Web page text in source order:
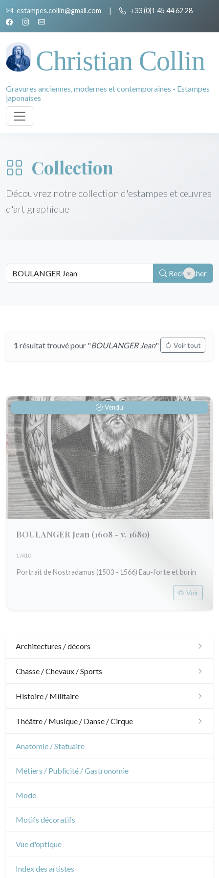
estampes.collin@gmail.com | +33 (0)1 45 44 62 28
Christian Collin
Gravures anciennes, modernes et contemporaines - Estampes
japonaises
Collection
Découvrez notre collection d'estampes et œuvres
d'art graphique
Rechercher
1 résultat trouvé pour "BOULANGER Jean" Voir tout
Vendu
BOULANGER Jean (1608 - v. 1680)
17410
Portrait de Nostradamus (1503 - 1566) Eau-forte et burin
Voir
Architectures / décors
Architecture
Chasse / Chevaux / Sports
Chasse
Histoire / Militaire
Militaire
Théâtre / Musique / Danse / Cirque
Théâtre
Anatomie / Statuaire
Métiers / Publicité / Gastronomie
Mode
Motifs décoratifs
Vue d'optique
Index des artistes